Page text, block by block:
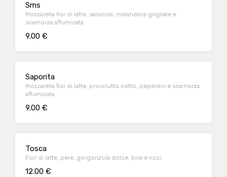
Sms
Mozzarella fior di latte, salsiccia, melanzane grigliate e
scamorza affumicata
9.00 €
Saporita
Mozzarella fior di latte, prosciutto cotto, peperoni e scamorza
affumicata
9.00 €
Tosca
Fior di latte, pere, gorgonzola dolce, brie e noci
12.00 €